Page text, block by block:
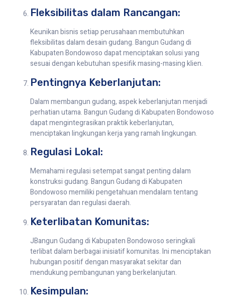
Fleksibilitas dalam Rancangan:
Keunikan bisnis setiap perusahaan membutuhkan
fleksibilitas dalam desain gudang. Bangun Gudang di
Kabupaten Bondowoso dapat menciptakan solusi yang
sesuai dengan kebutuhan spesifik masing-masing klien.
Pentingnya Keberlanjutan:
Dalam membangun gudang, aspek keberlanjutan menjadi
perhatian utama. Bangun Gudang di Kabupaten Bondowoso
dapat mengintegrasikan praktik keberlanjutan,
menciptakan lingkungan kerja yang ramah lingkungan.
Regulasi Lokal:
Memahami regulasi setempat sangat penting dalam
konstruksi gudang. Bangun Gudang di Kabupaten
Bondowoso memiliki pengetahuan mendalam tentang
persyaratan dan regulasi daerah.
Keterlibatan Komunitas:
JBangun Gudang di Kabupaten Bondowoso seringkali
terlibat dalam berbagai inisiatif komunitas. Ini menciptakan
hubungan positif dengan masyarakat sekitar dan
mendukung pembangunan yang berkelanjutan.
Kesimpulan: